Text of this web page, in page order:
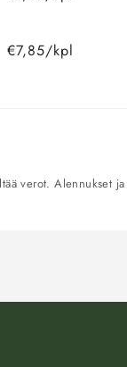
€7,85/kpl
verot. Alennukset